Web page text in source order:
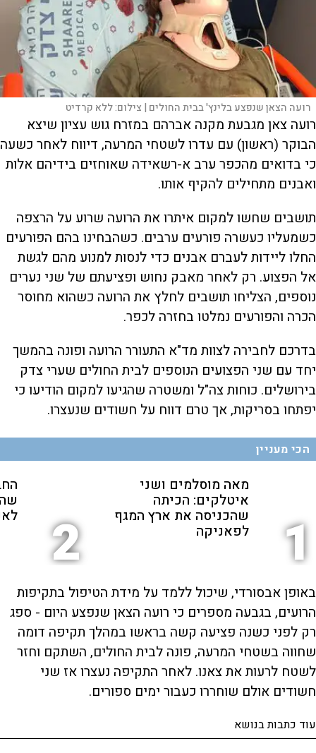
רועה הצאן שנפצע בלינץ' בבית החולים | צילום:ללא קרדיט
רועה צאן מגבעת מקנה אברהם במזרח גוש עציון שיצא
הבוקר (ראשון) עם עדרו לשטחי המרעה, דיווח לאחר כשעה
כי בדואים מהכפר ערב א-רשאידה שאוחזים בידיהם אלות
ואבנים מתחילים להקיף אותו.
תושבים שחשו למקום איתרו את הרועה שרוע על הרצפה
כשמעליו כעשרה פורעים ערבים. כשהבחינו בהם הפורעים
החלו ליידות לעברם אבנים כדי לנסות למנוע מהם לגשת
אל הפצוע. רק לאחר מאבק נחוש ופציעתם של שני נערים
נוספים, הצליחו תושבים לחלץ את הרועה כשהוא מחוסר
הכרה והפורעים נמלטו בחזרה לכפר.
בדרכם לחבירה לצוות מד"א התעורר הרועה ופונה בהמשך
יחד עם שני הפצועים הנוספים לבית החולים שערי צדק
בירושלים. כוחות צה"ל ומשטרה שהגיעו למקום הודיעו כי
יפתחו בסריקות, אך טרם דווח על חשודים שנעצרו.
הכי מעניין
1
מאה מוסלמים ושני
איטלקים: הכיתה
שהכניסה את ארץ המגף
לפאניקה 2
באופן אבסורדי, שיכול ללמד על מידת הטיפול בתקיפות
הרועים, בגבעה מספרים כי רועה הצאן שנפצע היום - ספג
רק לפני כשנה פציעה קשה בראשו במהלך תקיפה דומה
שחווה בשטחי המרעה, פונה לבית החולים, השתקם וחזר
לשטח לרעות את צאנו. לאחר התקיפה נעצרו אז שני
חשודים אולם שוחררו כעבור ימים ספורים.
עוד כתבות בנושא